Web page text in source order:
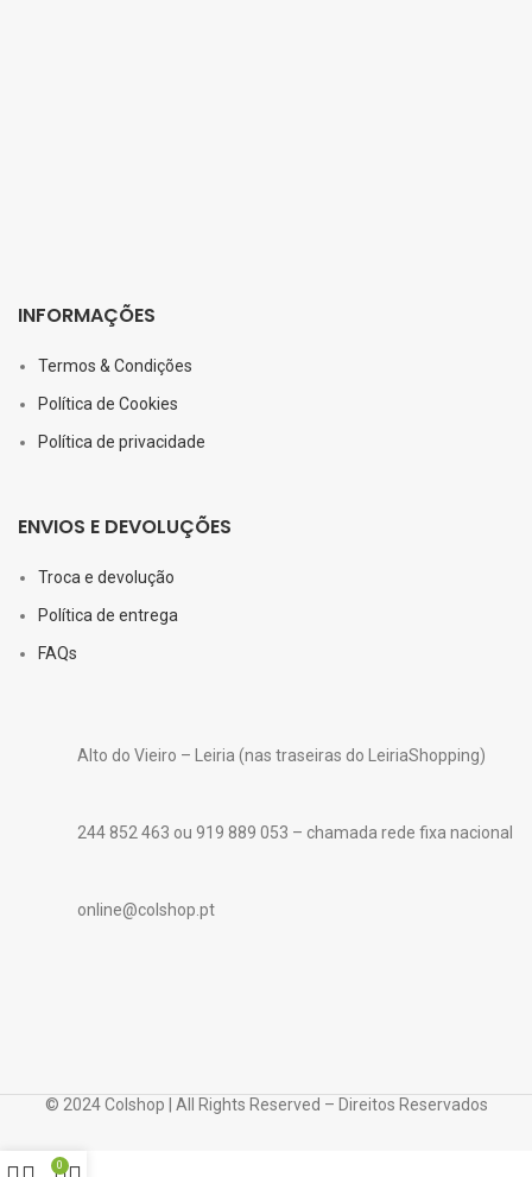
INFORMAÇÕES
Termos & Condições
Política de Cookies
Política de privacidade
ENVIOS E DEVOLUÇÕES
Troca e devolução
Política de entrega
FAQs
Alto do Vieiro – Leiria (nas traseiras do LeiriaShopping)
244 852 463 ou 919 889 053 – chamada rede fixa nacional
online@colshop.pt
© 2024 Colshop | All Rights Reserved – Direitos Reservados
0